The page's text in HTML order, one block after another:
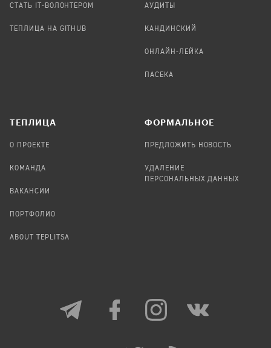
СТАТЬ IT-ВОЛОНТЕРОМ
ТЕПЛИЦА НА GITHUB
АУДИТЫ
КАНДИНСКИЙ
ОНЛАЙН-ЛЕЙКА
ПАСЕКА
TЕПЛИЦА
О ПРОЕКТЕ
КОМАНДА
ВАКАНСИИ
ПОРТФОЛИО
ABOUT TEPLITSA
ФОРМАЛЬНОЕ
ПРЕДЛОЖИТЬ НОВОСТЬ
УДАЛЕНИЕ
ПЕРСОНАЛЬНЫХ ДАННЫХ